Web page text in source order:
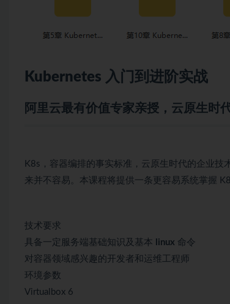
Kubernetes 入门到进阶实战
阿里云最有价值专家亲授，云原生时
K8s，容器编排的事实标准，云原生时代的企业
来并不容易。本课程将提供一条更容易系统掌握
技术要求
具备一定服务端基础知识及基本
linux 命令
对容器领域感兴趣的开发者和运维工程师
环境参数
Virtualbox 6